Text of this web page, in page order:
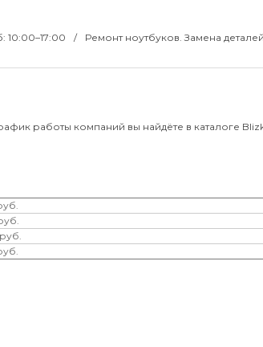
10:00–17:00
Ремонт ноутбуков. Замена
работы компаний вы найдёте в каталоге